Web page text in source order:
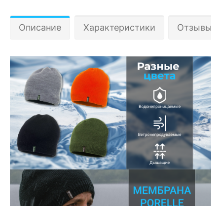
Описание Характеристики Отзывы 1